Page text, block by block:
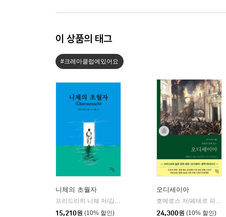
이 상품의 태그
#크레마클럽에있어요
니체의 초월자
15,210원 (10% 할인)
오디세이아
24,300원 (10% 할인)